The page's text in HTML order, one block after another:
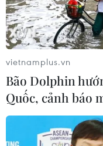
vietnamplus.vn
Bão Dolphin
Quốc, cảnh báo